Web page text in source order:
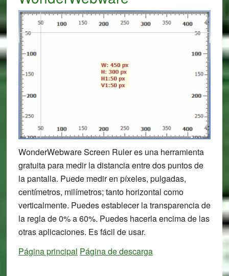
WonderWebware Screen Ruler es una herramienta
gratuita para medir la distancia entre dos puntos de
la pantalla. Puede medir en píxeles, pulgadas,
centímetros, milímetros; tanto horizontal como
verticalmente. Puedes establecer la transparencia de
la regla de 0% a 60%. Puedes hacerla encima de las
otras aplicaciones. Es fácil de usar.
Página principal Página de descarga